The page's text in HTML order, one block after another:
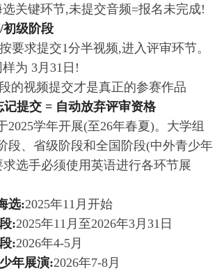
关键环节,未提交音频=报名未完成!
级阶段
要求提交1分半视频,进入评审环节。
为 3月31日!
的视频提交才是真正的参赛作品
记提交 = 自动放弃评审资格
2025学年开展(至26年春夏)。大学组
段、省级阶段和全国阶段(中外青少年
选手必须使用英语进行各环节展
选:2025年11月开始
:2025年11月至2026年3月31日
:2026年4-5月
年展演:2026年7-8月